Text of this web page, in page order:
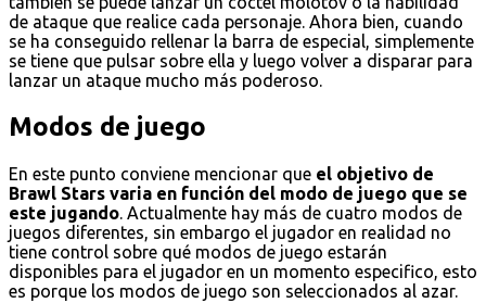
de ataque que realice cada personaje. Ahora bien, cuando
se ha conseguido rellenar la barra de especial, simplemente
se tiene que pulsar sobre ella y luego volver a disparar para
lanzar un ataque mucho más poderoso.
Modos de juego
En este punto conviene mencionar que el objetivo de
Brawl Stars varia en función del modo de juego que se
este jugando. Actualmente hay más de cuatro modos de
juegos diferentes, sin embargo el jugador en realidad no
tiene control sobre qué modos de juego estarán
disponibles para el jugador en un momento especifico, esto
es porque los modos de juego son seleccionados al azar.